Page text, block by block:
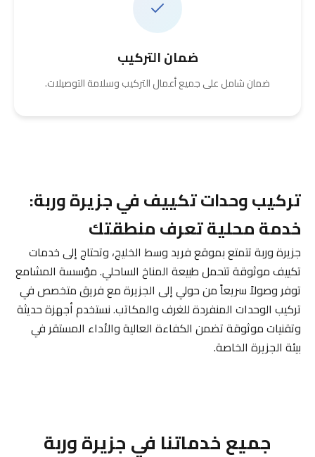
ضمان التركيب
ضمان شامل على جميع أعمال التركيب وسلامة التوصيلات.
تركيب وحدات تكييف في جزيرة وربة:
خدمة محلية تعرف منطقتك
جزيرة وربة تتمتع بموقع فريد وسط الخليج، وتحتاج إلى خدمات
تكييف موثوقة تتحمل طبيعة المناخ الساحلي. مؤسسة المشامع
توفر وصولاً سريعاً من حولي إلى الجزيرة مع فريق متخصص في
تركيب الوحدات المنفردة للغرف والمكاتب. نستخدم أجهزة حديثة
وتقنيات موثوقة تضمن الكفاءة العالية والأداء المستقر في
بيئة الجزيرة الخاصة.
جميع خدماتنا في جزيرة وربة